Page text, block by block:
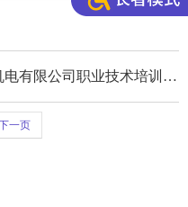
• 提技能、稳就业——天津航空机电有限公司职业技术培训工作分享
一页